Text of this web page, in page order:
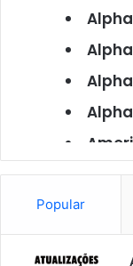
Popular